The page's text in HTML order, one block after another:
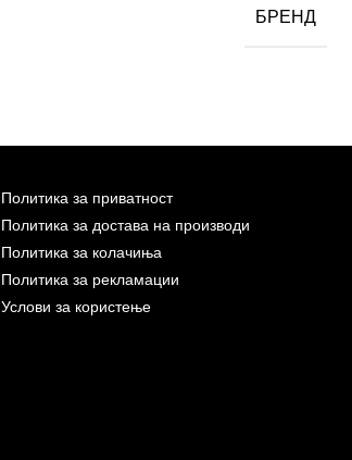
БРЕНД
Политика за приватност
Политика за достава на производи
Политика за колачиња
Политика за рекламации
Услови за користење